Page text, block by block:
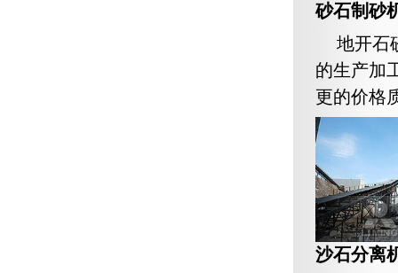
砂石制砂
地开石
的生产加
更的价格
沙石分离